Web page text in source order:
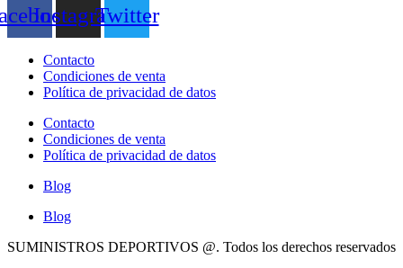
InstagramTwitter
Contacto
Condiciones de venta
Política de privacidad de datos
Contacto
Condiciones de venta
Política de privacidad de datos
Blog
Blog
SUMINISTROS DEPORTIVOS @. Todos los derechos reservados